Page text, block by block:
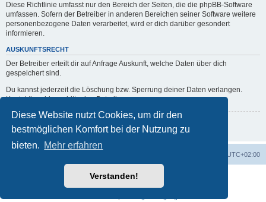
Diese Website nutzt Cookies, um dir den
bestmöglichen Komfort bei der Nutzung zu
bieten. Mehr erfahren
Verstanden!
Diese Richtlinie umfasst nur den Bereich der Seiten, die die phpBB-Software
umfassen. Sofern der Betreiber in anderen Bereichen seiner Software weitere
personenbezogene Daten verarbeitet, wird er dich darüber gesondert
informieren.
AUSKUNFTSRECHT
Der Betreiber erteilt dir auf Anfrage Auskunft, welche Daten über dich
gespeichert sind.
Du kannst jederzeit die Löschung bzw. Sperrung deiner Daten verlangen.
Kontaktiere hierzu bitte den Betreiber.
Zurück zur vorherigen Seite
UTC+02:00
Powered byphpBB® Forum Software © phpBB Limited
phpBB.de